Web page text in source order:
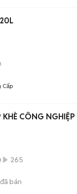
Cấp
265
đã bán